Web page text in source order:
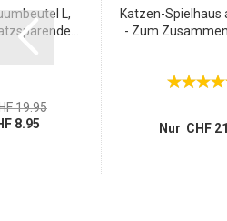
L,
19.95
8.95
Katzen-Spielhaus
- Zum
Nur CHF